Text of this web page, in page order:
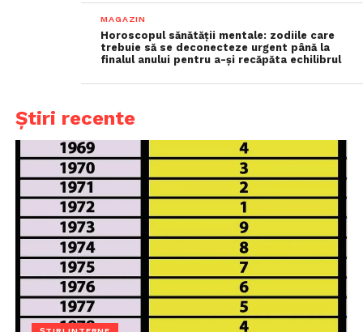
MAGAZIN
Horoscopul sănătății mentale: zodiile care
trebuie să se deconecteze urgent până la
finalul anului pentru a-și recăpăta echilibrul
Știri recente